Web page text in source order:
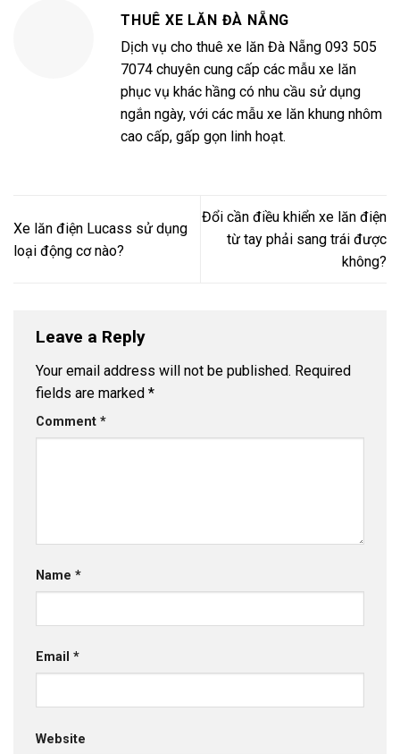
THUÊ XE LĂN ĐÀ NẴNG
Dịch vụ cho thuê xe lăn Đà Nẵng 093 505
7074 chuyên cung cấp các mẫu xe lăn
phục vụ khác hầng có nhu cầu sử dụng
ngắn ngày, với các mẫu xe lăn khung nhôm
cao cấp, gấp gọn linh hoạt.
Xe lăn điện Lucass sử dụng
loại động cơ nào?
Đổi cần điều khiển xe lăn điện
từ tay phải sang trái được
không?
Leave a Reply
Your email address will not be published. Required
fields are marked *
Comment *
Name *
Email *
Website